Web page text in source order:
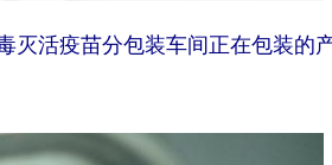
活疫苗分包装车间正在包装的